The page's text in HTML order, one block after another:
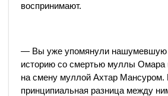
воспринимают.
— Вы уже упомянули нашумевшую
историю со смертью муллы
на смену муллой Ахтар Мансуром.
принципиальная разница между